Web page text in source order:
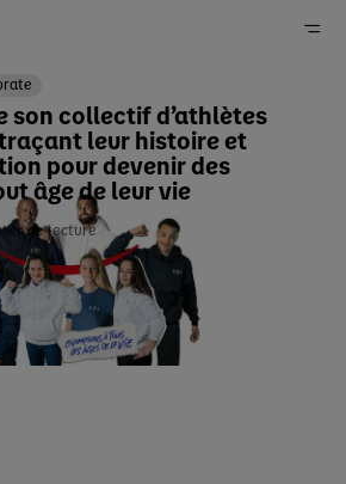
de lecture
son collectif d’athlètes
leur histoire et
pour devenir des
âge de leur vie